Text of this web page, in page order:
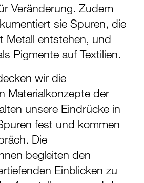
Veränderung. Zudem
sie Spuren, die
Metall entstehen, und
Pigmente auf Textilien.
wir die
Materialkonzepte der
unsere Eindrücke in
fest und kommen
Die
begleiten den
Einblicken zu